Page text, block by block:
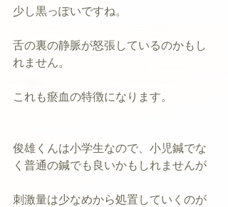
少し黒っぽいですね。
舌の裏の静脈が怒張しているのかもし
れません。
これも瘀血の特徴になります。
俊雄くんは小学生なので、小児鍼でな
く普通の鍼でも良いかもしれませんが
刺激量は少なめから処置していくのが